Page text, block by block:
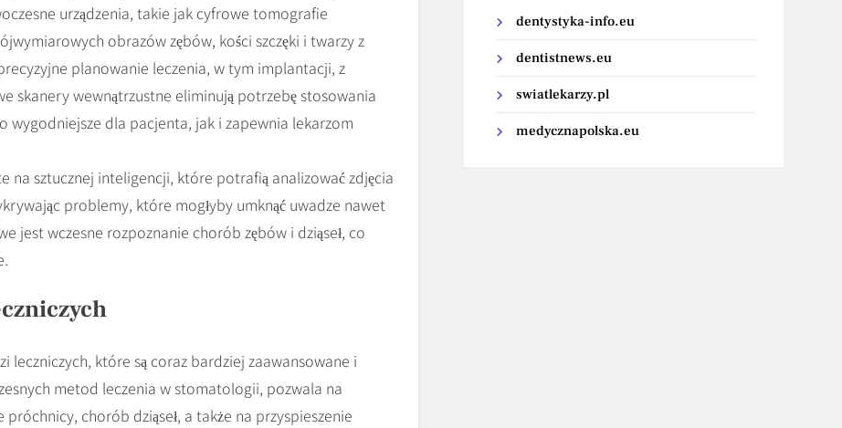
urządzenia, takie jak cyfrowe tomografie
obrazów zębów, kości szczęki i twarzy z
planowanie leczenia, w tym implantacji, z
skanery wewnątrzustne eliminują potrzebę stosowania
dla pacjenta, jak i zapewnia lekarzom
na sztucznej inteligencji, które potrafią analizować zdjęcia
problemy, które mogłyby umknąć uwadze nawet
jest wczesne rozpoznanie chorób zębów i dziąseł, co
leczniczych, które są coraz bardziej zaawansowane i
metod leczenia w stomatologii, pozwala na
chorób dziąseł, a także na przyspieszenie
dentystyka-info.eu
dentistnews.eu
swiatlekarzy.pl
medycznapolska.eu